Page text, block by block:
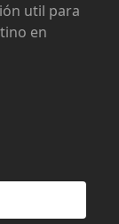
util para
en